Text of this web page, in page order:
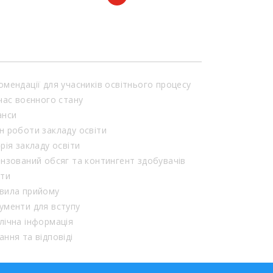
для учасників освітнього процесу
воєнного стану
роботи закладу освіти
закладу освіти
обсяг та контингент здобувачів
прийому
для вступу
інформація
та відповіді